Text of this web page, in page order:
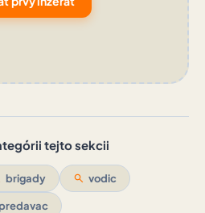
tejto sekcii
brigady search vodic